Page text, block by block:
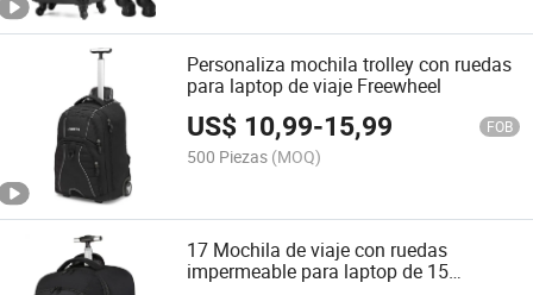
Personaliza mochila trolley con ruedas
para laptop de viaje Freewheel
US$ 10,99-15,99 FOB
500 Piezas (MOQ)
17 Mochila de viaje con ruedas
impermeable para laptop de 15